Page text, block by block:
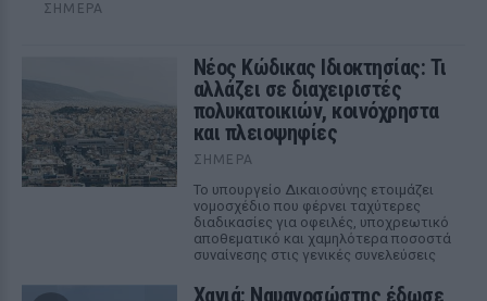
ΣΉΜΕΡΑ
Νέος Κώδικας Ιδιοκτησίας: Τι
αλλάζει σε διαχειριστές
πολυκατοικιών, κοινόχρηστα
και πλειοψηφίες
ΣΉΜΕΡΑ
Το υπουργείο Δικαιοσύνης ετοιμάζει
νομοσχέδιο που φέρνει ταχύτερες
διαδικασίες για οφειλές, υποχρεωτικό
αποθεματικό και χαμηλότερα ποσοστά
συναίνεσης στις γενικές συνελεύσεις
Χανιά: Ναυαγοσώστης έδωσε